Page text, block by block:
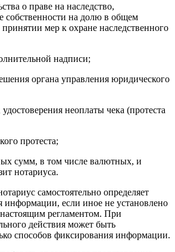
о праве на наследство,
собственности на долю в общем
мер к охране наследственного
надписи;
органа управления юридического
удостоверения неоплаты чека (протеста
протеста;
сумм, в том числе валютных, и
нотариуса.
самостоятельно определяет
информации, если иное не установлено
настоящим регламентом. При
действия может быть
способов фиксирования информации.